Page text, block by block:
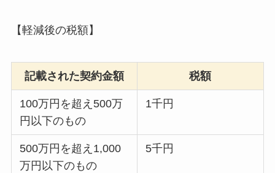
【軽減後の税額】
記載された契約金額 税額
100万円を超え500万
円以下のもの
1千円
500万円を超え1,000
万円以下のもの
5千円